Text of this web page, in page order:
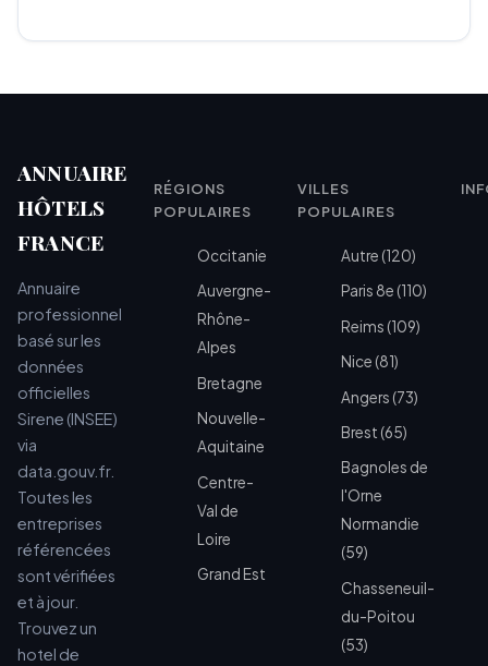
ANNUAIRE
HÔTELS
FRANCE
Annuaire
professionnel
basé sur les
données
officielles
Sirene (INSEE)
via
data.gouv.fr.
Toutes les
entreprises
référencées
sont vérifiées
et à jour.
Trouvez un
hotel de
RÉGIONS
POPULAIRES
Occitanie
Auvergne-
Rhône-
Alpes
Bretagne
Nouvelle-
Aquitaine
Centre-
Val de
Loire
Grand Est
VILLES
POPULAIRES
Autre (120)
Paris 8e (110)
Reims (109)
Nice (81)
Angers (73)
Brest (65)
Bagnoles de
l'Orne
Normandie
(59)
Chasseneuil-
du-Poitou
(53)